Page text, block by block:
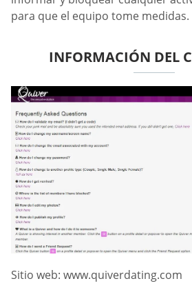
para que el equipo tome medidas.
INFORMACIÓN DEL
Sitio web: www.quiverdating.com